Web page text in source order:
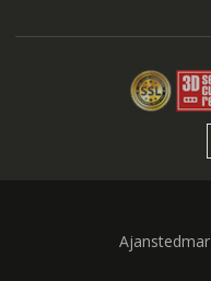
Ajanstedmar